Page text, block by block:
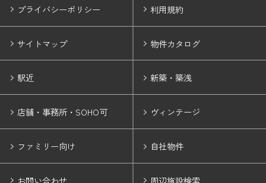
プライバシーポリシー 利用規約
サイトマップ 物件カタログ
駅近 新築・築浅
店舗・事務所・SOHO可 ヴィンテージ
ファミリー向け 自社物件
お問い合わせ 周辺施設検索